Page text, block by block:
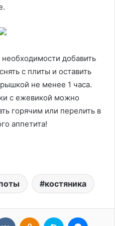
добавить
с плиты и оставить
не менее 1 часа.
с ежевикой можно
горячим или перелить в
аппетита!
костяника
ВконтактеОдноклассники
Skype